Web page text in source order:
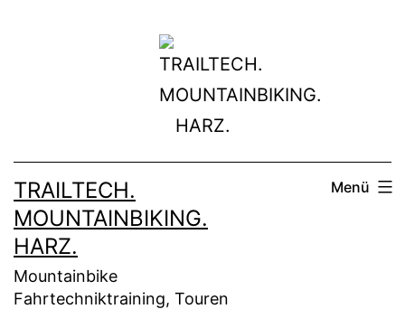
TRAILTECH.
MOUNTAINBIKING.
HARZ.
Mountainbike
Fahrtechniktraining, Touren
Menü